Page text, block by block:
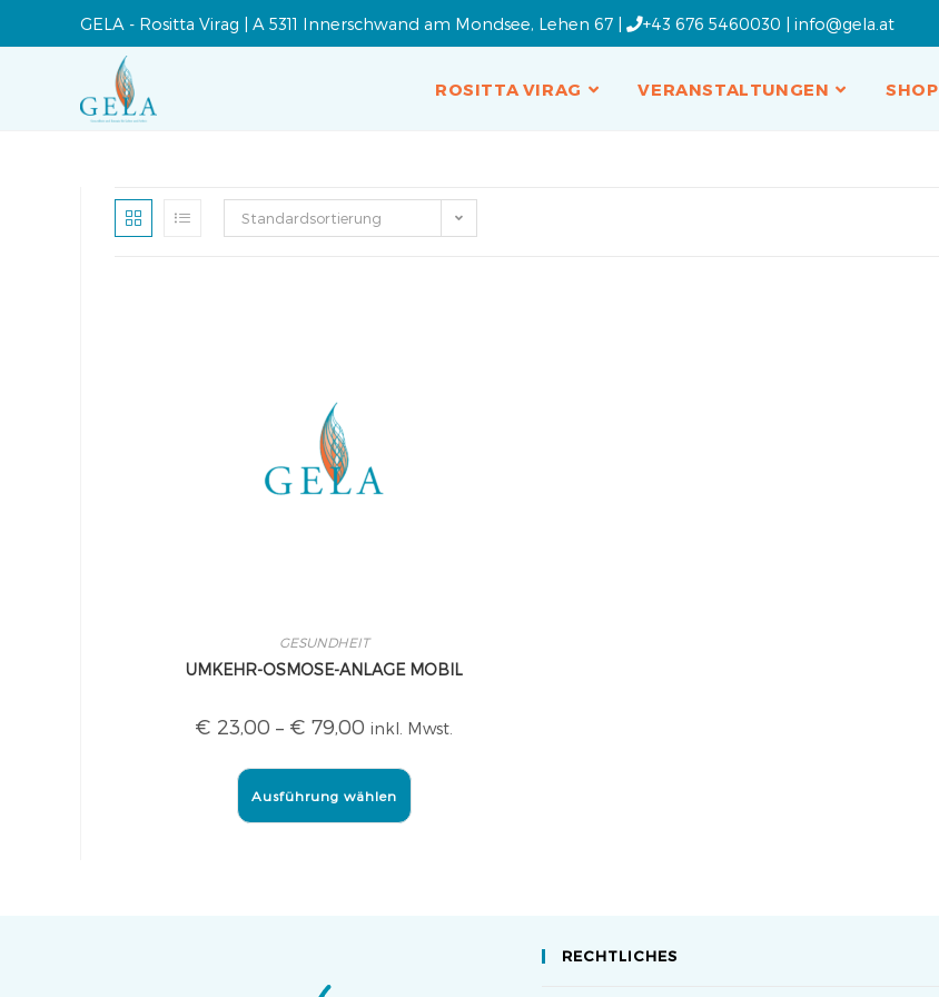
GELA - Rositta Virag | A 5311 Innerschwand am Mondsee, Lehen 67 | +43 676 5460030 | info@gela.at
ROSITTA VIRAG VERANSTALTUNGEN SHOP
Standardsortierung
GESUNDHEIT
UMKEHR-OSMOSE-ANLAGE MOBIL
€ 23,00 – € 79,00 inkl. Mwst.
Ausführung wählen
RECHTLICHES